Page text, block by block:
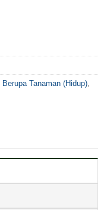
Berupa Tanaman (Hidup),